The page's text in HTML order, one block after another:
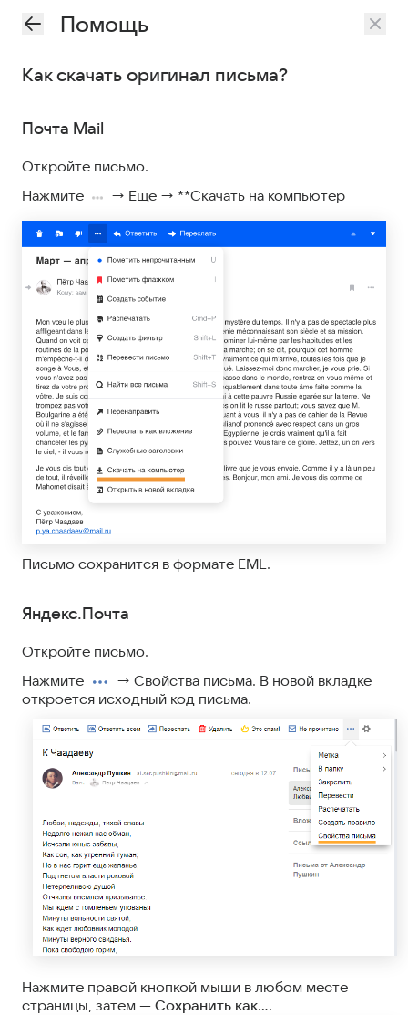
Помощь
Как скачать оригинал письма?
Почта Mail
Откройте письмо.
Нажмите
→ Еще → **Скачать на компьютер
Письмо сохранится в формате EML.
Яндекс.Почта
Откройте письмо.
Нажмите
→ Свойства письма. В новой вкладке
откроется исходный код письма.
Нажмите правой кнопкой мыши в любом месте
страницы, затем — Сохранить как….